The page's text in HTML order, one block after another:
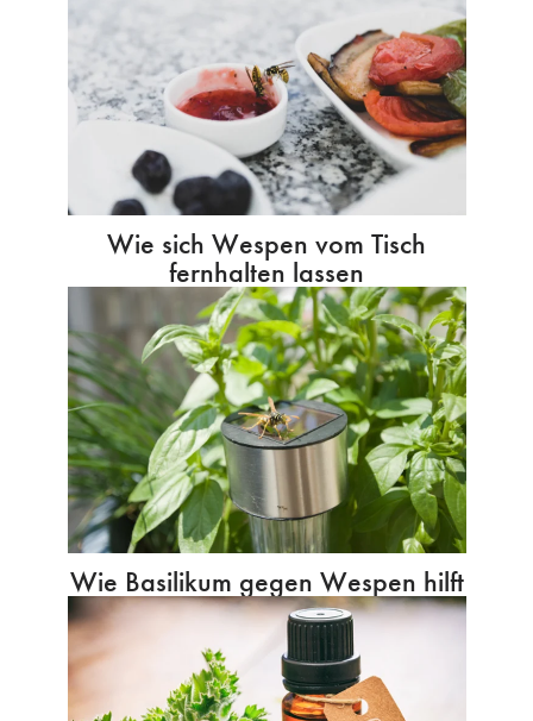
Wie sich Wespen vom Tisch
fernhalten lassen
Wie Basilikum gegen Wespen hilft